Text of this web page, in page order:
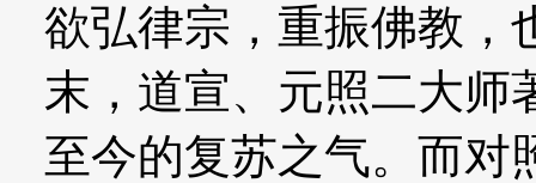
欲弘律宗，重振佛教，
末，道宣、元照二大师
至今的复苏之气。而对